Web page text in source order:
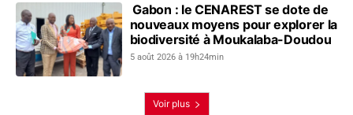
Gabon : le CENAREST se dote de
nouveaux moyens pour explorer la
biodiversité à Moukalaba-Doudou
5 août 2026 à 19h24min
Voir plus